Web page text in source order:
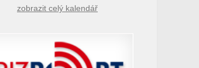
zobrazit celý kalendář